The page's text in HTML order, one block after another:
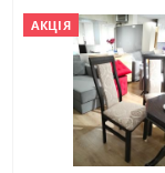
АКЦІЯ